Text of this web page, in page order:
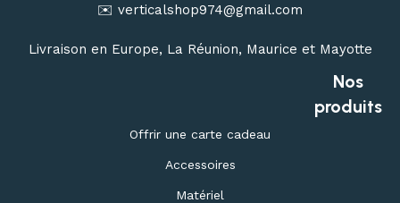
✉️ verticalshop974@gmail.com
Livraison en Europe, La Réunion, Maurice et Mayotte
Nos
produits
Offrir une carte cadeau
Accessoires
Matériel